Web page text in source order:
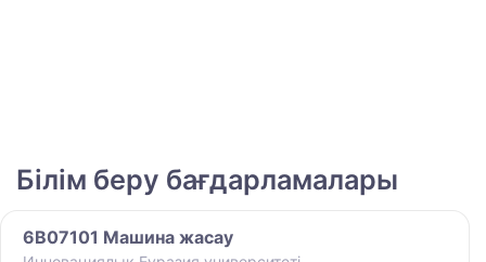
Білім беру бағдарламалары
6B07101 Машина жасау